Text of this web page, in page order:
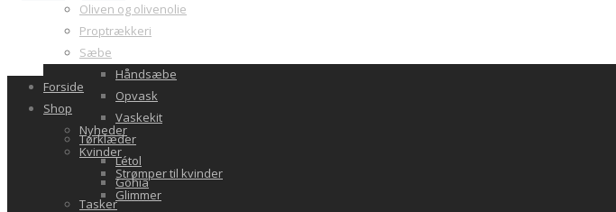
Oliven og olivenolie
Proptrækkeri
Sæbe
Håndsæbe
Opvask
Vaskekit
Tørklæder
Létol
Gohia
Tasker
Forside
Shop
Nyheder
Kvinder
Strømper til kvinder
Glimmer